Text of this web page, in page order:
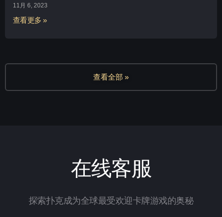
11月 6, 2023
查看更多 »
查看全部 »
在线客服
探索扑克成为全球最受欢迎卡牌游戏的奥秘